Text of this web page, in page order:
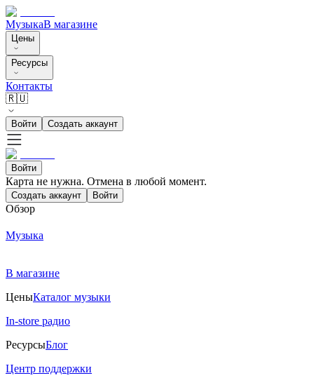
МузыкаВ магазине
Цены
Ресурсы
Контакты
🇷🇺
Войти Создать аккаунт
Войти
Карта не нужна. Отмена в любой момент.
Создать аккаунт Войти
Обзор
Музыка
В магазине
ЦеныКаталог музыки
In-store радио
РесурсыБлог
Центр поддержки